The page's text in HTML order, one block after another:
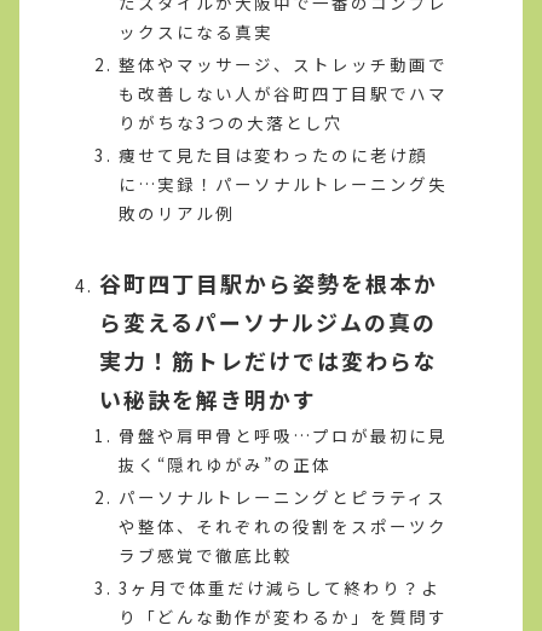
ックスになる真実
整体やマッサージ、ストレッチ動画で
も改善しない人が谷町四丁目駅でハマ
りがちな3つの大落とし穴
痩せて見た目は変わったのに老け顔
に…実録！パーソナルトレーニング失
敗のリアル例
谷町四丁目駅から姿勢を根本か
ら変えるパーソナルジムの真の
実力！筋トレだけでは変わらな
い秘訣を解き明かす
骨盤や肩甲骨と呼吸…プロが最初に見
抜く“隠れゆがみ”の正体
パーソナルトレーニングとピラティス
や整体、それぞれの役割をスポーツク
ラブ感覚で徹底比較
3ヶ月で体重だけ減らして終わり？よ
り「どんな動作が変わるか」を質問す